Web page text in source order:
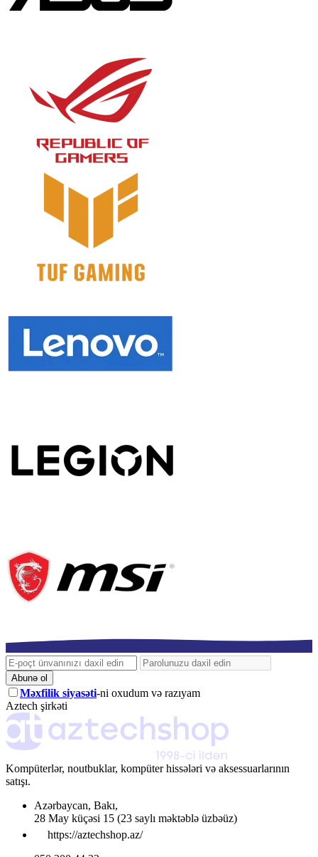
Abunə ol
Məxfilik siyasəti-ni oxudum və razıyam
Aztech şirkəti
Kompüterlər, noutbuklar, kompüter hissələri və aksessuarlarının
satışı.
Azərbaycan, Bakı,
28 May küçəsi 15 (23 saylı məktəblə üzbəüz)
https://aztechshop.az/